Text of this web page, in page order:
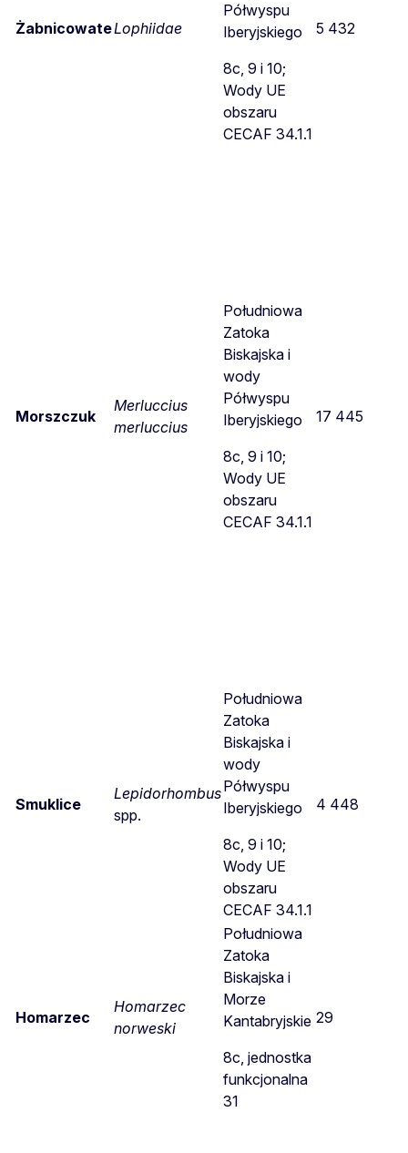
ŻabnicowateLophiidae
Półwyspu
Iberyjskiego
8c, 9 i 10;
Wody UE
obszaru
CECAF 34.1.1
5 432
Morszczuk
Merluccius
merluccius
Południowa
Zatoka
Biskajska i
wody
Półwyspu
Iberyjskiego
8c, 9 i 10;
Wody UE
obszaru
CECAF 34.1.1
17 445
Smuklice
Lepidorhombus
spp.
Południowa
Zatoka
Biskajska i
wody
Półwyspu
Iberyjskiego
8c, 9 i 10;
Wody UE
obszaru
CECAF 34.1.1
4 448
Homarzec
Homarzec
norweski
Południowa
Zatoka
Biskajska i
Morze
Kantabryjskie
8c, jednostka
funkcjonalna
31
29